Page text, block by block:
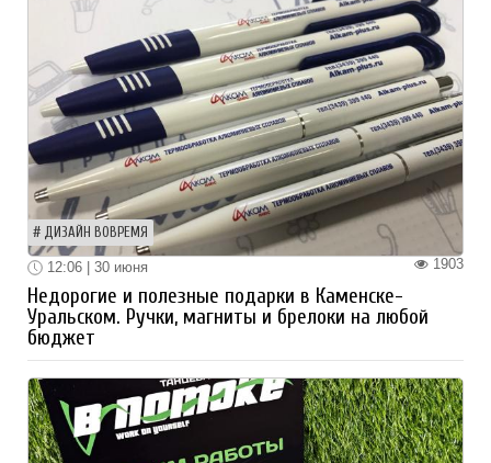
ДИЗАЙН ВОВРЕМЯ
1903
12:06 | 30 июня
Недорогие и полезные подарки в Каменске-
Уральском. Ручки, магниты и брелоки на любой
бюджет